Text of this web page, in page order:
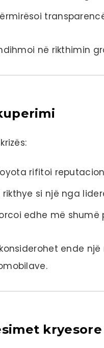
në rikthimin
rifitoi
rikthye si një nga
edhe më shumë
ende